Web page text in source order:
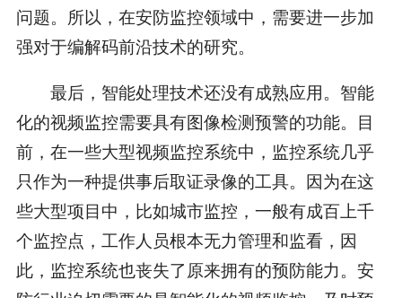
问题。所以，在安防监控领域中，需要进一步加
强对于编解码前沿技术的研究。
最后，智能处理技术还没有成熟应用。智能
化的视频监控需要具有图像检测预警的功能。目
前，在一些大型视频监控系统中，监控系统几乎
只作为一种提供事后取证录像的工具。因为在这
些大型项目中，比如城市监控，一般有成百上千
个监控点，工作人员根本无力管理和监看，因
此，监控系统也丧失了原来拥有的预防能力。安